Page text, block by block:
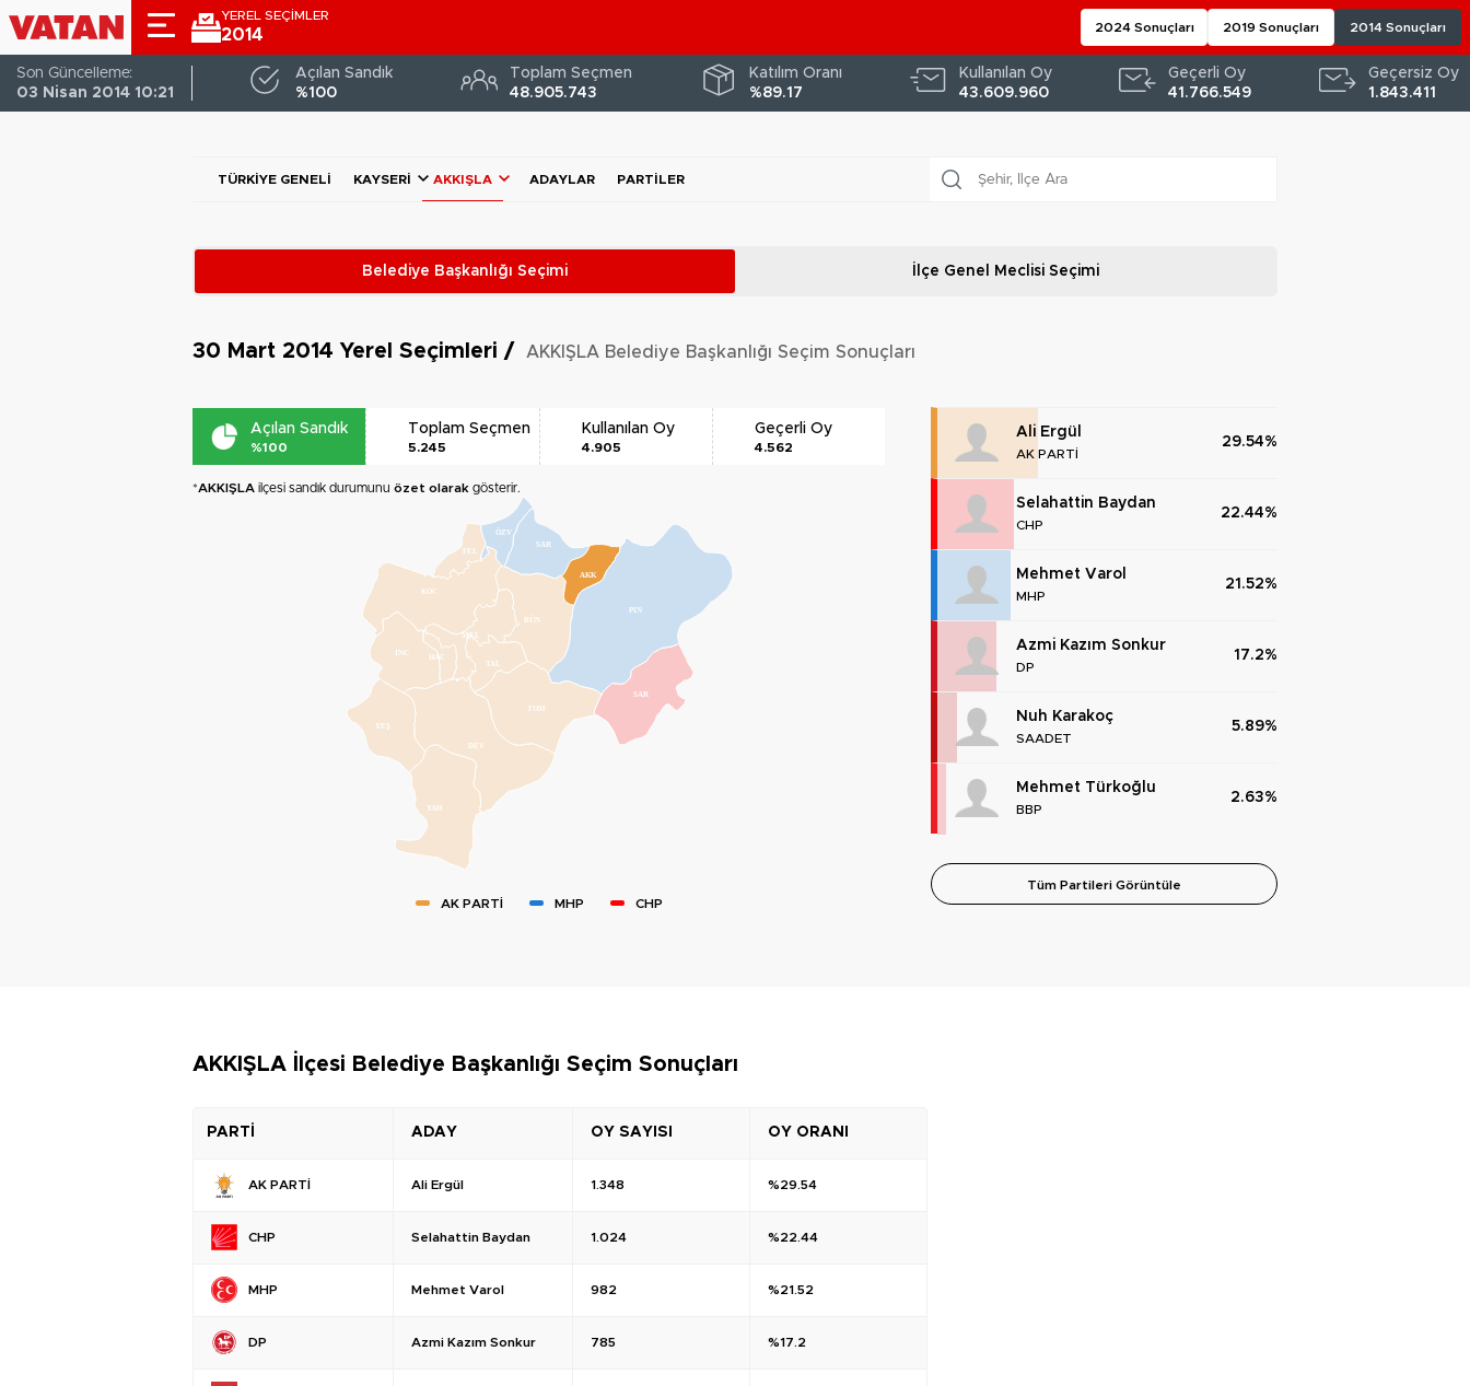
YEREL SEÇİMLER
2014 2024 Sonuçları 2019 Sonuçları 2014 Sonuçları
Son Güncelleme:
03 Nisan 2014 10:21
Açılan Sandık
%100
Toplam Seçmen
48.905.743
Katılım Oranı
%89.17
Kullanılan Oy
43.609.960
Geçerli Oy
41.766.549
Geçersiz Oy
1.843.411
TÜRKIYE GENELI KAYSERI AKKIŞLA ADAYLAR PARTILER
Belediye Başkanlığı Seçimi İlçe Genel MeclisiSeçimi
30 Mart 2014 Yerel Seçimleri / AKKIŞLA Belediye Başkanlığı Seçim Sonuçları
Açılan Sandık
%100
Toplam Seçmen
5.245
Kullanılan Oy
4.905
Geçerli Oy
4.562
*AKKIŞLA ilçesi sandık durumunu özet olarak gösterir.
MEL
TAL
DEV
SAR
SAR
HAC
İNC
KOC
ÖZV
YEŞ
BÜN
YAH
FEL
AKK
PIN
TOM
AK PARTİ MHP CHP
Ali Ergül
AK PARTİ
29.54%
Selahattin Baydan
CHP
22.44%
Mehmet Varol
MHP
21.52%
Azmi Kazım Sonkur
DP
17.2%
Nuh Karakoç
SAADET
5.89%
Mehmet Türkoğlu
BBP
2.63%
Tüm Partileri Görüntüle
AKKIŞLA İlçesi Belediye Başkanlığı Seçim Sonuçları
PARTİ ADAY OY SAYISI OY ORANI
AK PARTİ Ali Ergül 1.348 %29.54
CHP Selahattin Baydan 1.024 %22.44
MHP Mehmet Varol 982 %21.52
DP Azmi Kazım Sonkur 785 %17.2